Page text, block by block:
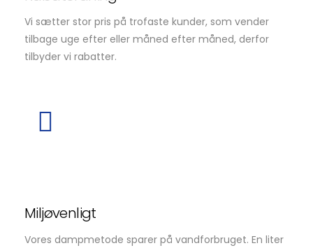
Vi sætter stor pris på trofaste kunder, som vender
tilbage uge efter eller måned efter måned, derfor
tilbyder vi rabatter.
Miljøvenligt
Vores dampmetode sparer på vandforbruget. En liter